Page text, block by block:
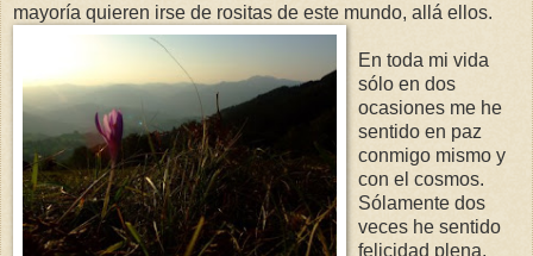
mayoría quieren irse de rositas de este mundo, allá ellos.
En toda mi vida
sólo en dos
ocasiones me he
sentido en paz
conmigo mismo y
con el cosmos.
Sólamente dos
veces he sentido
felicidad plena,